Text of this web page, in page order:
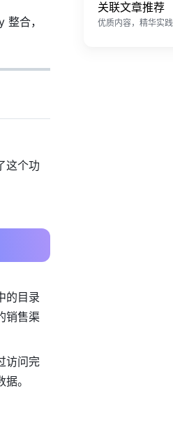
合，
这个功
的目录
销售渠
访问完
。
关联文章推荐
优质内容，精华实践